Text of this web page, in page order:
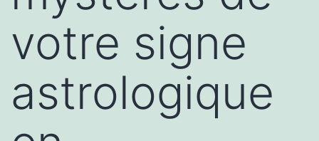
votre signe
astrologique